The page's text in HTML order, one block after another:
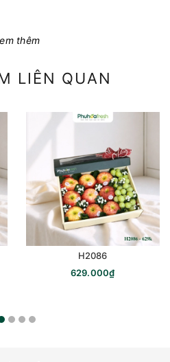
thêm
LIÊN QUAN
H2086
629.000₫